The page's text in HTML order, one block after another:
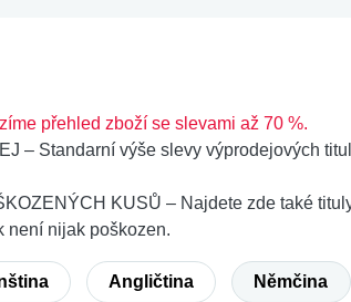
přehled zboží se slevami až 70 %.
– Standarní výše slevy výprodejových
KUSŮ – Najdete zde také
není nijak poškozen.
Angličtina Němčina